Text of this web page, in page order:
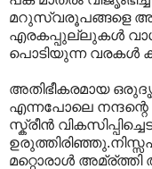
മറുസ്വരൂപങ്ങളെ
എരകപ്പുല്ലുകള്‍
പൊടിയുന്ന വരകള്‍
അതിഭീകരമായ
എന്നപോലെ നന്ദന്റെ
സ്ക്രീന്‍
മറ്റൊരാള്‍